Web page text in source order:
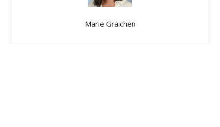
Marie Graichen